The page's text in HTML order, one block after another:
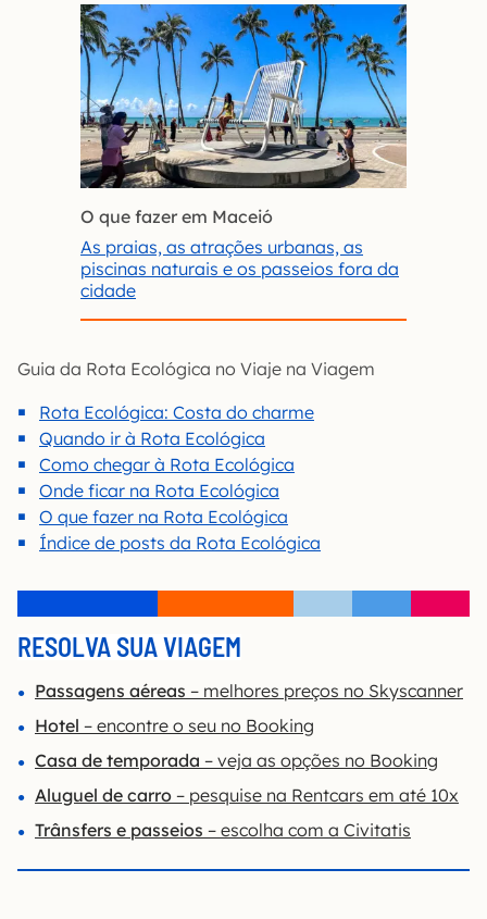
O que fazer em Maceió
As praias, as atrações urbanas, as
piscinas naturais e os passeios fora da
cidade
Guia da Rota Ecológica no Viaje na Viagem
Rota Ecológica: Costa do charme
Quando ir à Rota Ecológica
Como chegar à Rota Ecológica
Onde ficar na Rota Ecológica
O que fazer na Rota Ecológica
Índice de posts da Rota Ecológica
RESOLVA SUA VIAGEM
Passagens aéreas – melhores preços no Skyscanner
Hotel – encontre o seu no Booking
Casa de temporada – veja as opções no Booking
Aluguel de carro – pesquise na Rentcars em até 10x
Trânsfers e passeios – escolha com a Civitatis